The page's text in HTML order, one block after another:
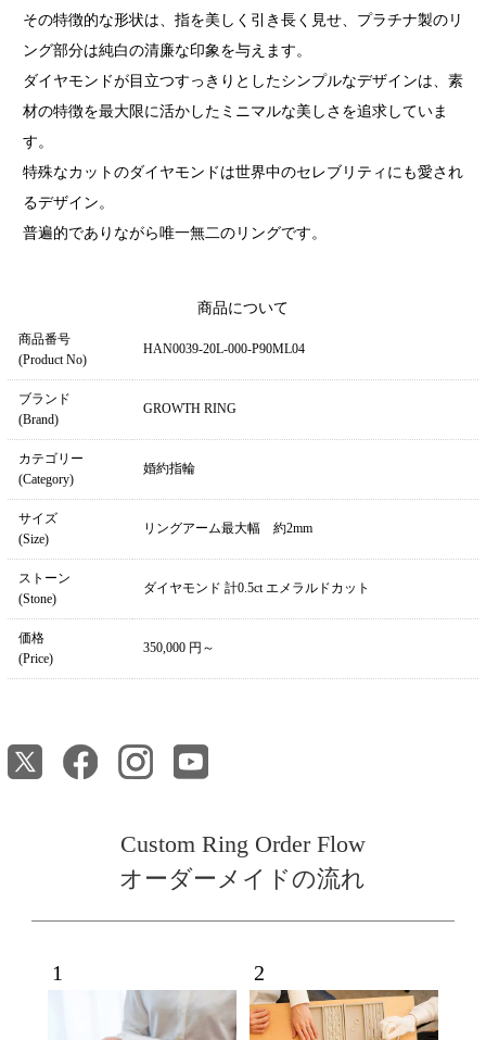
その特徴的な形状は、指を美しく引き長く見せ、プラチナ製のリ
ング部分は純白の清廉な印象を与えます。
ダイヤモンドが目立つすっきりとしたシンプルなデザインは、素
材の特徴を最大限に活かしたミニマルな美しさを追求していま
す。
特殊なカットのダイヤモンドは世界中のセレブリティにも愛され
るデザイン。
普遍的でありながら唯一無二のリングです。
商品について
商品番号
(Product No)
HAN0039-20L-000-P90ML04
ブランド
(Brand)
GROWTH RING
カテゴリー
(Category)
婚約指輪
サイズ
(Size)
リングアーム最大幅 約2mm
ストーン
(Stone)
ダイヤモンド 計0.5ct エメラルドカット
価格
(Price)
350,000 円～
Custom Ring Order Flow
オーダーメイドの流れ
1 2